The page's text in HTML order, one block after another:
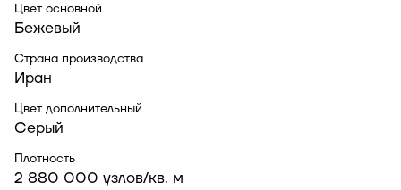
Цвет основной
Бежевый
Страна производства
Иран
Цвет дополнительный
Серый
Плотность
2 880 000 узлов/кв. м